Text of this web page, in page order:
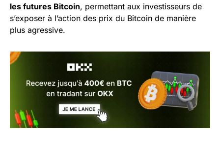
les futures Bitcoin, permettant aux investisseurs de
s’exposer à l’action des prix du Bitcoin de manière
plus agressive.